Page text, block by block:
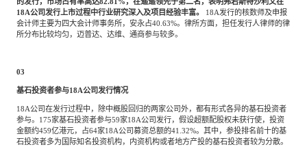
的发行，市场占有率高达82.81%，在遥遥领先于第二名，表明弗若斯特沙利文在
18A公司发行上市过程中行业研究深入及项目经验丰富。
18A发行的核数师及申报
会计师主要为四大会计师事务所，安永占40.63%。律所方面，担任发行人律师的律
所分布比较均匀，迈普达、达维、通商参与较多。
03
基石投资者参与18A公司发行情况
18A公司在发行过程中，除中概股回归的两家公司外，都有形式各异的基石投资者
参与。175家基石投资者参与59家18A公司发行，假设超额配股权未获行使，投资
金额约459亿港元，占64家18A公司募资总额的41.32%。其中，参投排名前十的基
石投资者多为国际知名投资机构，内资机构或者地方产投的基石投资者较为分散。